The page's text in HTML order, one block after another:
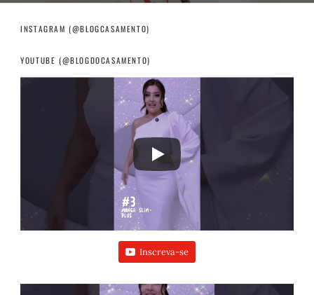
INSTAGRAM (@BLOGCASAMENTO)
YOUTUBE (@BLOGDOCASAMENTO)
Inscreva-se